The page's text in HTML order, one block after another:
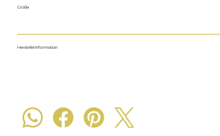
Größe
Herstellerinformation